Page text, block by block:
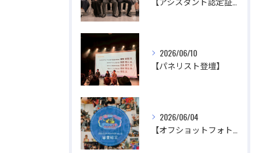
2026/06/10
【パネリスト登壇】
2026/06/04